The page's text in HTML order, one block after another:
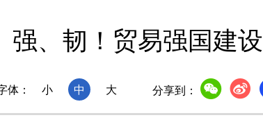
强、韧！贸易强国建
体： 小 中 大 分享到：